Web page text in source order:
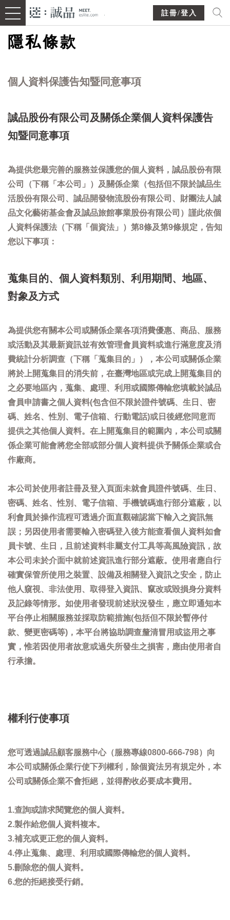
註冊/登入
隱私條款
個人資料保護告知暨同意事項
誠品股份有限公司及關係企業個人資料保護告
知暨同意事項
為提供您最完善的服務並保護您的個人資料，誠品股份有限
公司（下稱「本公司」）及關係企業（包括但不限於誠品生
活股份有限公司、誠品開發物流股份有限公司、財團法人誠
品文化藝術基金會及誠品旅館事業股份有限公司）謹此依個
人資料保護法（下稱「個資法」）第8條及第9條規定，告知
您以下事項：
蒐集目的、個人資料類別、利用期間、地區、
對象及方式
為提供您有關本公司或關係企業各項消費優惠、商品、服務
或活動及其最新資訊並有效管理會員資料或進行滿意度及消
費統計分析調查（下稱「蒐集目的」），本公司或關係企業
將於上開蒐集目的消失前，在臺灣地區或完成上開蒐集目的
之必要地區內，蒐集、處理、利用或國際傳輸您填載於誠品
會員申請書之個人資料(包含但不限於證件號碼、生日、密
碼、姓名、性別、電子信箱、行動電話)或日後經您同意而
提供之其他個人資料。在上開蒐集目的範圍內，本公司或關
係企業可能會將您全部或部分個人資料提供予關係企業或合
作廠商。
本公司於使用者註冊及登入頁面未就會員證件號碼、生日、
密碼、姓名、性別、電子信箱、手機號碼進行部分遮蔽，以
利會員於操作流程可透過介面直觀確認當下輸入之資訊無
誤；另因使用者需要輸入密碼登入後方能查看個人資料如會
員卡號、生日，且前述資料非屬支付工具等高風險資訊，故
本公司未於介面中就前述資訊進行部分遮蔽。使用者應自行
確實保管所使用之裝置、設備及相關登入資訊之安全，防止
他人窺視、非法使用、取得登入資訊、竄改或毀損身分資料
及記錄等情形。如使用者發現前述狀況發生，應立即通知本
平台停止相關服務並採取防範措施(包括但不限於暫停付
款、變更密碼等)，本平台將協助調查釐清冒用或盜用之事
實，惟若因使用者故意或過失所發生之損害，應由使用者自
行承擔。
權利行使事項
您可透過誠品顧客服務中心（服務專線0800-666-798）向
本公司或關係企業行使下列權利，除個資法另有規定外，本
公司或關係企業不會拒絕，並得酌收必要成本費用。
1.查詢或請求閱覽您的個人資料。
2.製作給您個人資料複本。
3.補充或更正您的個人資料。
4.停止蒐集、處理、利用或國際傳輸您的個人資料。
5.刪除您的個人資料。
6.您的拒絕接受行銷。